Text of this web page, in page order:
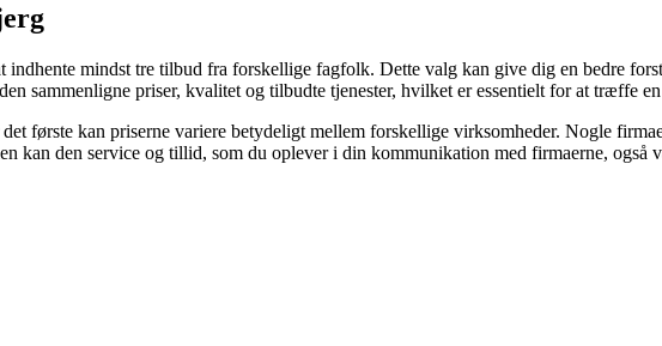
mindst tre tilbud fra forskellige fagfolk. Dette valg kan give dig en bedre
sammenligne priser, kvalitet og tilbudte tjenester, hvilket er essentielt for at træffe
første kan priserne variere betydeligt mellem forskellige virksomheder. Nogle
kan den service og tillid, som du oplever i din kommunikation med firmaerne, også